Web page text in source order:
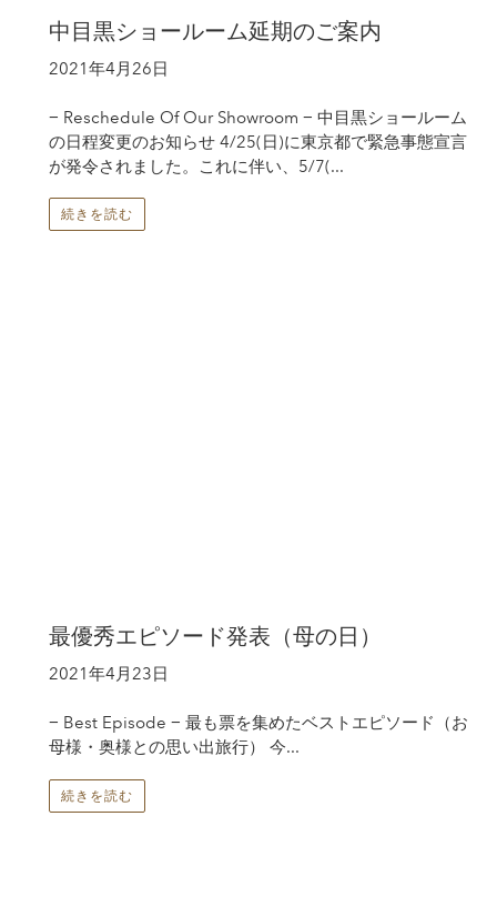
中目黒ショールーム延期のご案内
2021年4月26日
− Reschedule Of Our Showroom − 中目黒ショールーム
の日程変更のお知らせ 4/25(日)に東京都で緊急事態宣言
が発令されました。これに伴い、5/7(...
続きを読む
最優秀エピソード発表（母の日）
2021年4月23日
− Best Episode − 最も票を集めたベストエピソード（お
母様・奥様との思い出旅行） 今...
続きを読む